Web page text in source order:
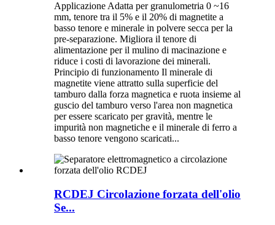
Applicazione Adatta per granulometria 0 ~16
mm, tenore tra il 5% e il 20% di magnetite a
basso tenore e minerale in polvere secca per la
pre-separazione. Migliora il tenore di
alimentazione per il mulino di macinazione e
riduce i costi di lavorazione dei minerali.
Principio di funzionamento Il minerale di
magnetite viene attratto sulla superficie del
tamburo dalla forza magnetica e ruota insieme al
guscio del tamburo verso l'area non magnetica
per essere scaricato per gravità, mentre le
impurità non magnetiche e il minerale di ferro a
basso tenore vengono scaricati...
RCDEJ Circolazione forzata dell'olio
Se...